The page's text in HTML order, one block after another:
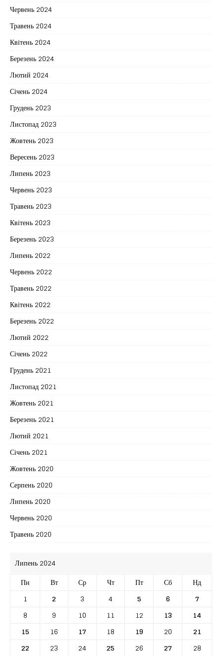
Червень 2024
Травень 2024
Квітень 2024
Березень 2024
Лютий 2024
Січень 2024
Грудень 2023
Листопад 2023
Жовтень 2023
Вересень 2023
Липень 2023
Червень 2023
Травень 2023
Квітень 2023
Березень 2023
Липень 2022
Червень 2022
Травень 2022
Квітень 2022
Березень 2022
Лютий 2022
Січень 2022
Грудень 2021
Листопад 2021
Жовтень 2021
Березень 2021
Лютий 2021
Січень 2021
Жовтень 2020
Серпень 2020
Липень 2020
Червень 2020
Травень 2020
Липень 2024
Пн
Вт Ср Чт Пт Сб
Нд
1
2 3 4 5 6
7
8
9 10 11 12 13
14
15
16 17 18 19 20
21
22
23 24 25 26 27 28